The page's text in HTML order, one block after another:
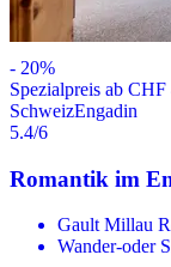
- 20%
Spezialpreis ab CHF
SchweizEngadin
5.4/6
Romantik im
Gault Millau
Wander-oder